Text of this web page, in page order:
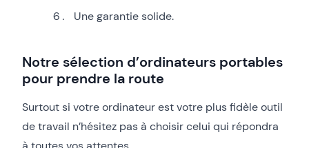
Une garantie solide.
Notre sélection d’ordinateurs portables
pour prendre la route
Surtout si votre ordinateur est votre plus fidèle outil
de travail n’hésitez pas à choisir celui qui répondra